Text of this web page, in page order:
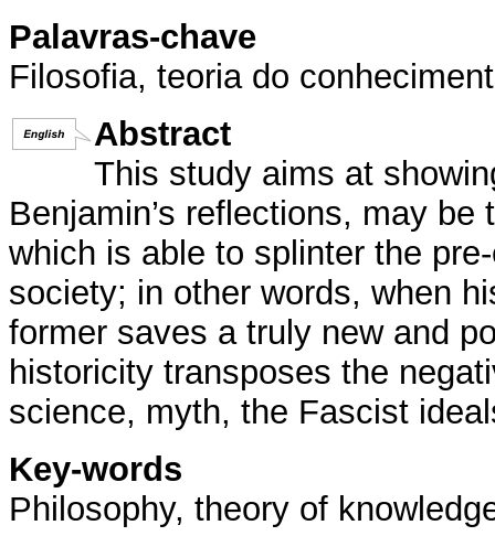
Palavras-chave
Filosofia, teoria do
Abstract
This study aims at
Benjamin’s reflections, may
which is able to splinter the
society; in other words, when
former saves a truly new and
historicity transposes the
science, myth, the Fascist
Key-words
Philosophy, theory of